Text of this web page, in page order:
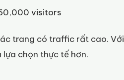
visitors
trang có traffic rất cao. Với
chọn thực tế hơn.